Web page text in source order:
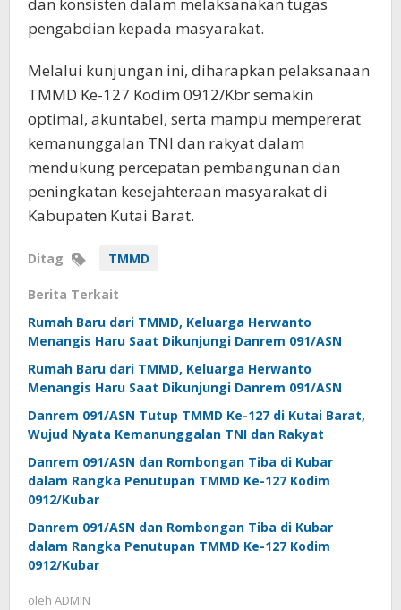
dan konsisten dalam melaksanakan tugas
pengabdian kepada masyarakat.
Melalui kunjungan ini, diharapkan pelaksanaan
TMMD Ke-127 Kodim 0912/Kbr semakin
optimal, akuntabel, serta mampu mempererat
kemanunggalan TNI dan rakyat dalam
mendukung percepatan pembangunan dan
peningkatan kesejahteraan masyarakat di
Kabupaten Kutai Barat.
Ditag TMMD
Berita Terkait
Rumah Baru dari TMMD, Keluarga Herwanto
Menangis Haru Saat Dikunjungi Danrem 091/ASN
Rumah Baru dari TMMD, Keluarga Herwanto
Menangis Haru Saat Dikunjungi Danrem 091/ASN
Danrem 091/ASN Tutup TMMD Ke-127 di Kutai Barat,
Wujud Nyata Kemanunggalan TNI dan Rakyat
Danrem 091/ASN dan Rombongan Tiba di Kubar
dalam Rangka Penutupan TMMD Ke-127 Kodim
0912/Kubar
Danrem 091/ASN dan Rombongan Tiba di Kubar
dalam Rangka Penutupan TMMD Ke-127 Kodim
0912/Kubar
oleh ADMIN